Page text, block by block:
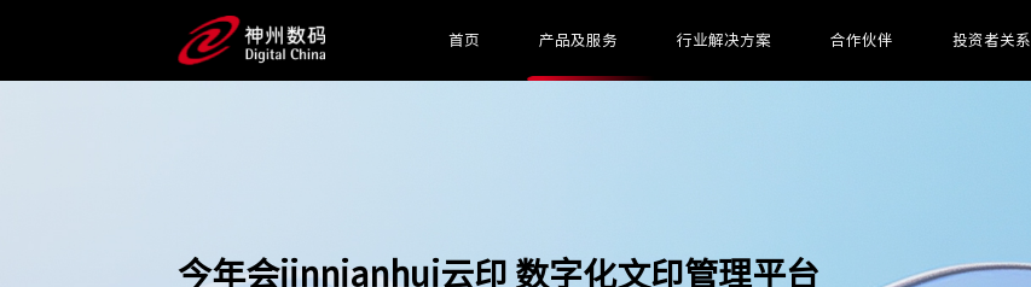
首页 产品及服务 行业解决方案 合作伙伴 投资者关系
今年会jinnianhui云印 数字化文印管理平台